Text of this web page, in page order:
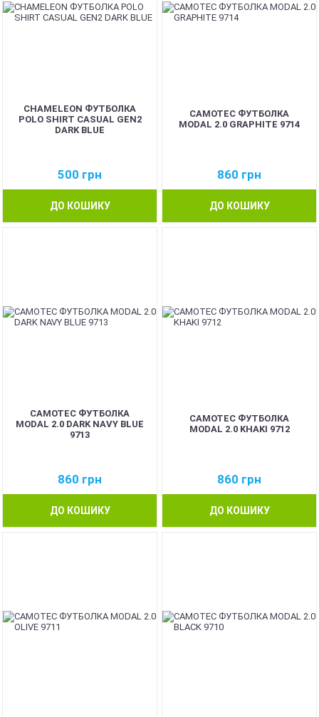
CHAMELEON ФУТБОЛКА
POLO SHIRT CASUAL GEN2
DARK BLUE
500 грн
ДО КОШИКУ
CAMOTEC ФУТБОЛКА
MODAL 2.0 GRAPHITE 9714
860 грн
ДО КОШИКУ
CAMOTEC ФУТБОЛКА
MODAL 2.0 DARK NAVY BLUE
9713
860 грн
ДО КОШИКУ
CAMOTEC ФУТБОЛКА
MODAL 2.0 KHAKI 9712
860 грн
ДО КОШИКУ